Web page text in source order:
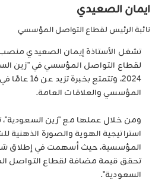
ايمان الصعيدي
نائبة الرئيس لقطاع التواصل المؤسسي
تشغل الأستاذة إيمان الصعيدي منصب
لقطاع التواصل المؤسسي في "زين
2024، وتتمتع
المؤسسي والعلاقات العامة.
ومن خلال عملها مع "زين
استراتيجية الهوية والصورة الذهنية
المؤسسية، حيث أسهمت في إطلاق
تحقق قيمة مضافة لقطاع التواصل
السعودية".